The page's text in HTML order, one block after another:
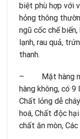
biệt phù hợp với
hỏng thông
ngũ cốc chế
lạnh, rau quả,
thanh.
– Mặt hàng
hàng không, có 9
Chất lỏng dễ
hoá, Chất độc
chất ăn mòn, Các